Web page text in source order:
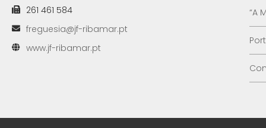
261 461 584
freguesia@jf-ribamar.pt
www.jf-ribamar.pt
“A